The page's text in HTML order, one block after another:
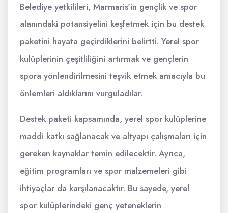
Belediye yetkilileri, Marmaris'in gençlik ve spor
alanındaki potansiyelini keşfetmek için bu destek
paketini hayata geçirdiklerini belirtti. Yerel spor
kulüplerinin çeşitliliğini artırmak ve gençlerin
spora yönlendirilmesini teşvik etmek amacıyla bu
önlemleri aldıklarını vurguladılar.
Destek paketi kapsamında, yerel spor kulüplerine
maddi katkı sağlanacak ve altyapı çalışmaları için
gereken kaynaklar temin edilecektir. Ayrıca,
eğitim programları ve spor malzemeleri gibi
ihtiyaçlar da karşılanacaktır. Bu sayede, yerel
spor kulüplerindeki genç yeteneklerin